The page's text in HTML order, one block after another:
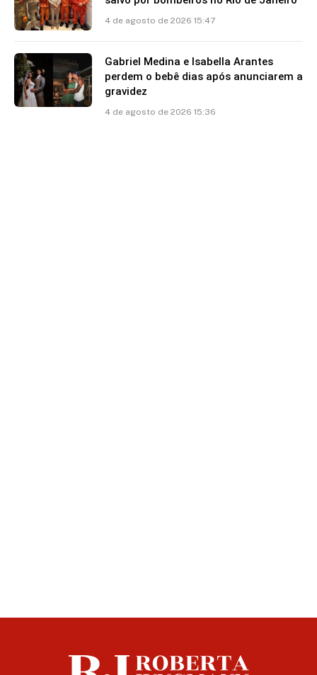
4 de agosto de 2026 15:47
Gabriel Medina e Isabella Arantes
perdem o bebê dias após anunciarem a
gravidez
4 de agosto de 2026 15:36